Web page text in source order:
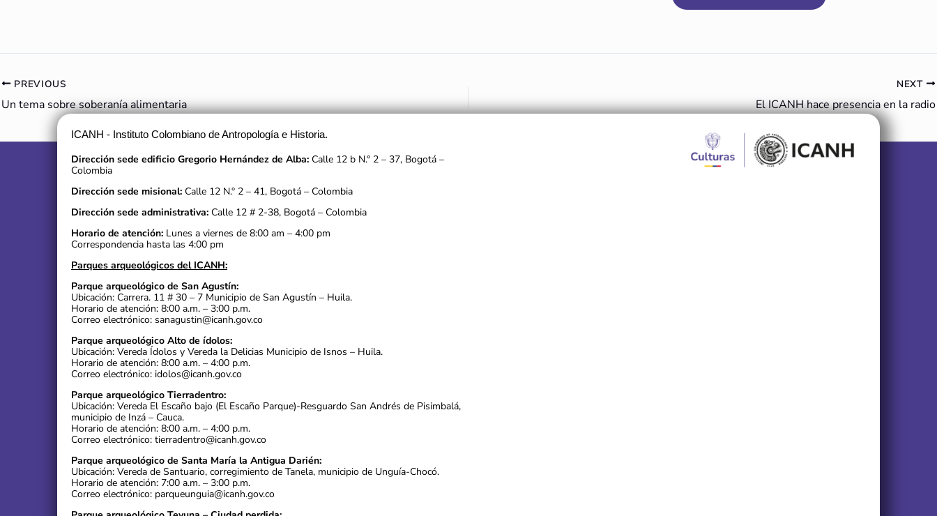
PREVIOUS
Un tema sobre soberanía alimentaria
NEXT
El ICANH hace presencia en la radio
ICANH - Instituto Colombiano de Antropología e Historia.
Dirección sede edificio Gregorio Hernández de Alba: Calle 12 b N.° 2 – 37, Bogotá –
Colombia
Dirección sede misional: Calle 12 N.° 2 – 41, Bogotá – Colombia
Dirección sede administrativa: Calle 12 # 2-38, Bogotá – Colombia
Horario de atención: Lunes a viernes de 8:00 am – 4:00 pm
Correspondencia hasta las 4:00 pm
Parques arqueológicos del ICANH:
Parque arqueológico de San Agustín:
Ubicación: Carrera. 11 # 30 – 7 Municipio de San Agustín – Huila.
Horario de atención: 8:00 a.m. – 3:00 p.m.
Correo electrónico: sanagustin@icanh.gov.co
Parque arqueológico Alto de ídolos:
Ubicación: Vereda Ídolos y Vereda la Delicias Municipio de Isnos – Huila.
Horario de atención: 8:00 a.m. – 4:00 p.m.
Correo electrónico: idolos@icanh.gov.co
Parque arqueológico Tierradentro:
Ubicación: Vereda El Escaño bajo (El Escaño Parque)-Resguardo San Andrés de Pisimbalá,
municipio de Inzá – Cauca.
Horario de atención: 8:00 a.m. – 4:00 p.m.
Correo electrónico: tierradentro@icanh.gov.co
Parque arqueológico de Santa María la Antigua Darién:
Ubicación: Vereda de Santuario, corregimiento de Tanela, municipio de Unguía-Chocó.
Horario de atención: 7:00 a.m. – 3:00 p.m.
Correo electrónico: parqueunguia@icanh.gov.co